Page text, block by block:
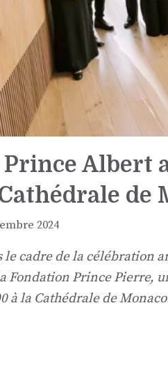
Prince Albert
de
2024
le cadre de la célébration
Fondation Prince Pierre,
à la Cathédrale de